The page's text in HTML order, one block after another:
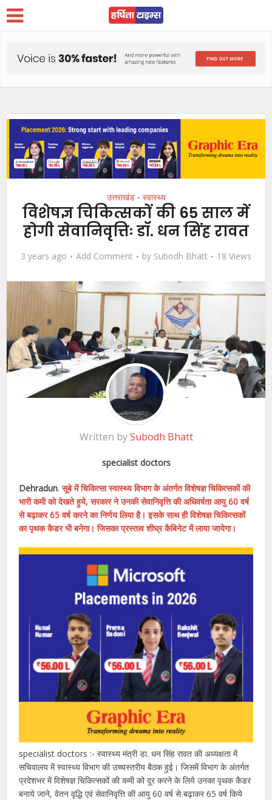
उत्तराखंड • स्वास्थ्य
विशेषज्ञ चिकित्सकों की 65 साल में
होगी सेवानिवृत्तिः डॉ. धन सिंह रावत
3 years ago Add Comment by Subodh Bhatt 18 Views
Written bySubodh Bhatt
specialist doctors
Dehradun.सूबे में चिकित्सा स्वास्थ्य विभाग के अंतर्गत विशेषज्ञ चिकित्सकों की
भारी कमी को देखते हुये, सरकार ने उनकी सेवानिवृत्ति की अधिवर्षता आयु 60 वर्ष
से बढ़ाकर 65 वर्ष करने का निर्णय लिया है। इसके साथ ही विशेषज्ञ चिकित्सकों
का पृथक कैडर भी बनेगा। जिसका प्रस्ताव शीघ्र कैबिनेट में लाया जायेगा।
specialist doctors :- स्वास्थ्य मंत्री डा. धन सिंह रावत की अध्यक्षता में
सचिवालय में स्वास्थ्य विभाग की उच्चस्तरीय बैठक हुई। जिसमें विभाग के अंतर्गत
प्रदेशभर में विशेषज्ञ चिकित्सकों की कमी को दूर करने के लिये उनका पृथक कैडर
बनाये जाने, वेतन वृद्धि एवं सेवानिवृत्ति की आयु 60 वर्ष से बढ़ाकर 65 वर्ष किये